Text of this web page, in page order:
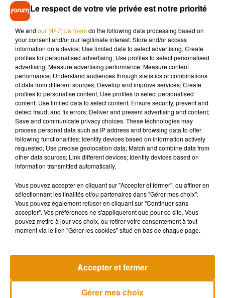
nombreux classiques du cinéma français : Fantômas, La
Grande Vadrouille, Rabbi Jacob ou le Gendarme de Saint-
Tropez où il joue la cascade de la religieuse en 2CV. Rémy
Julienne a tourné aussi une quinzaine de fois avec Jean-
Paul Belmondo, qui était venu inaugurer la place Rémy
Julienne à Cepoy (Loiret) en 2016. A l’international, il
connaît aussi le succès, avec six films de James Bond à son
actif.
Rémy Julienne, c’était aussi La Grande Vadrouille, Rabbi
Jacob, et 14 collaborations avec Belmondo : Peur sur la
Ville, Le Guignolo, Le Professionnel, Les Morfalous,
Joyeuses Pâques.
pic.twitter.com/vAY3baXfGp
— Bertrand Hadet (@bertrandhadet)January 22, 2021
Le respect de votre vie privée est notre priorité
We and our (447) partnersdo the following data processing based on
your consent and/or our legitimate interest: Store and/or access
information on a device; Use limited data to select advertising; Create
profiles for personalised advertising; Use profiles to select personalised
advertising; Measure advertising performance; Measure content
performance; Understand audiences through statistics or combinations
of data from different sources; Develop and improve services; Create
profiles to personalise content; Use profiles to select personalised
content; Use limited data to select content; Ensure security, prevent and
detect fraud, and fix errors; Deliver and present advertising and content;
Save and communicate privacy choices. These technologies may
process personal data such as IP address and browsing data to offer
following functionalities: Identify devices based on information actively
requested; Use precise geolocation data; Match and combine data from
other data sources; Link different devices; Identify devices based on
information transmitted automatically.
Vous pouvez accepter en cliquant sur "Accepter et fermer", ou affiner en
sélectionnant les finalités et/ou partenaires dans "Gérer mes choix".
Vous pouvez également refuser en cliquant sur "Continuer sans
accepter". Vos préférences ne s'appliqueront que pour ce site. Vous
pouvez mettre à jour vos choix, ou retirer votre consentement à tout
moment via le lien "Gérer les cookies" situé en bas de chaque page.
Gérer mes choix
Accepter et fermer